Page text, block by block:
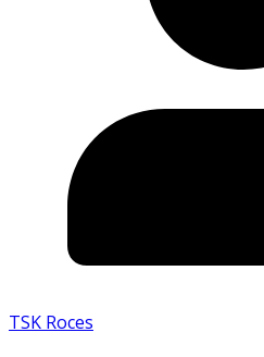
TSK Roces